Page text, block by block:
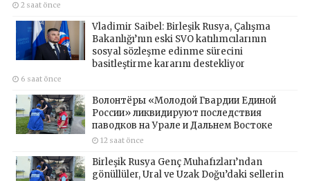
2 saat önce
Vladimir Saibel: Birleşik Rusya, Çalışma
Bakanlığı’nın eski SVO katılımcılarının
sosyal sözleşme edinme sürecini
basitleştirme kararını destekliyor
6 saat önce
Волонтёры «Молодой Гвардии Единой
России» ликвидируют последствия
паводков на Урале и Дальнем Востоке
12 saat önce
Birleşik Rusya Genç Muhafızları’ndan
gönüllüler, Ural ve Uzak Doğu’daki sellerin